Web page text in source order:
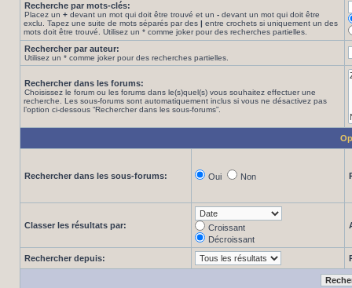
Recherche par mots-clés:
Placez un + devant un mot qui doit être trouvé et un - devant un mot qui doit être
exclu. Tapez une suite de mots séparés par des | entre crochets si uniquement un des
mots doit être trouvé. Utilisez un * comme joker pour des recherches partielles.
Rechercher par auteur:
Utilisez un * comme joker pour des recherches partielles.
Rechercher dans les forums:
Choisissez le forum ou les forums dans le(s)quel(s) vous souhaitez effectuer une
recherche. Les sous-forums sont automatiquement inclus si vous ne désactivez pas
l’option ci-dessous “Rechercher dans les sous-forums”.
Rechercher dans les sous-forums: Oui Non
Classer les résultats par:
Croissant
Décroissant
Rechercher depuis: